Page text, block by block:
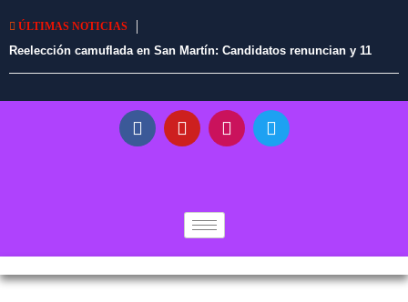
ÚLTIMAS NOTICIAS
Reelección camuflada en San Martín: Candidatos renuncian y 11
alcaldes en ejercicio tendrían vía libre para continuar en el cargo